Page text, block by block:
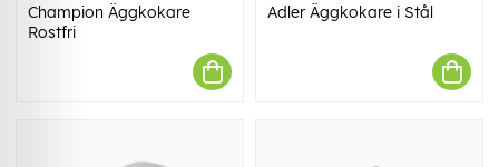
Champion Äggkokare
Rostfri
Adler Äggkokare i Stål